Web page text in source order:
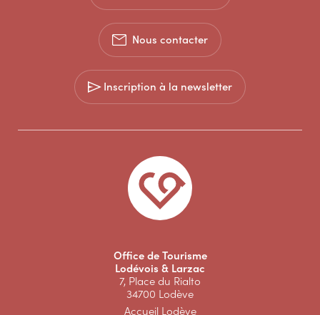
Nous contacter
Inscription à la newsletter
Office de Tourisme
Lodévois & Larzac
7, Place du Rialto
34700 Lodève
Accueil Lodève